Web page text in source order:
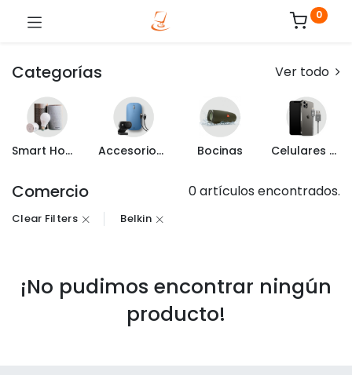
0
Categorías Ver todo
Smart Home Accesorios de Computo Bocinas Celulares y Mas
Comercio 0 artículos encontrados.
Clear Filters Belkin
¡No pudimos encontrar ningún
producto!